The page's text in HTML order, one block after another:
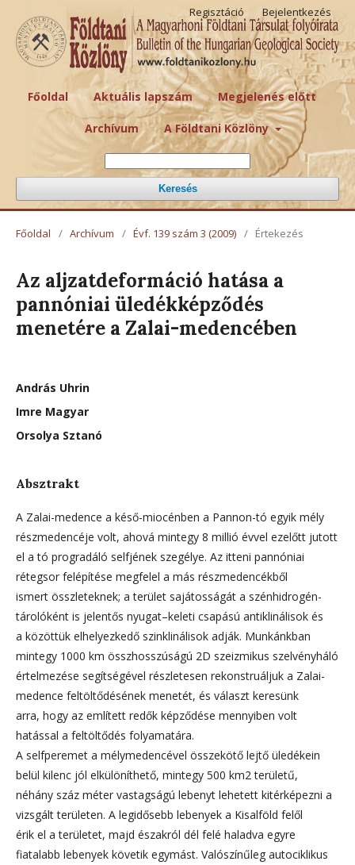
Főoldal Aktuális lapszám Megjelenés előtt
Archívum A Földtani Közlöny
Keresés
Regisztáció Bejelentkezés
Főoldal / Archívum / Évf. 139 szám 3 (2009) / Értekezés
Az aljzatdeformáció hatása a
pannóniai üledékképződés
menetére a Zalai-medencében
András Uhrin
Imre Magyar
Orsolya Sztanó
Absztrakt
A Zalai-medence a késő-miocénben a Pannon-tó egyik mély
részmedencéje volt, ahová mintegy 8 millió évvel ezelőtt jutott
el a tó progradáló selfjének szegélye. Az itteni pannóniai
rétegsor felépítése megfelel a más részmedencékből
ismert összleteknek; a terület sajátosságát a szénhidrogén-
tárolóként is jelentős nyugat–keleti csapású antiklinálisok és
a közöttük elhelyezkedő szinklinálisok adják. Munkánkban
mintegy 1000 km összhosszúságú 2D szeizmikus szelvényháló
értelmezése segítségével részletesen rekonstruáljuk a Zalai-
medence feltöltődésének menetét, és választ keresünk
arra, hogy az említett redők képződése mennyiben volt
hatással a feltöltődés folyamatára.
A selfperemet a mélymedencével összekötő lejtő üledékein
belül kilenc jól elkülöníthető, mintegy 500 km2 területű,
néhány száz méter vastagságú lebenyt lehetett kitérképezni a
vizsgált területen. A legidősebb lebenyek a Kisalföld felől
érik el a területet, majd északról dél felé haladva egyre
fiatalabb lebenyek követik egymást. Valószínűleg autociklikus